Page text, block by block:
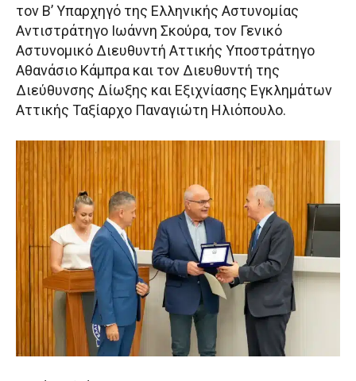
τον Β’ Υπαρχηγό της Ελληνικής Αστυνομίας
Αντιστράτηγο Ιωάννη Σκούρα, τον Γενικό
Αστυνομικό Διευθυντή Αττικής Υποστράτηγο
Αθανάσιο Κάμπρα και τον Διευθυντή της
Διεύθυνσης Δίωξης και Εξιχνίασης Εγκλημάτων
Αττικής Ταξίαρχο Παναγιώτη Ηλιόπουλο.